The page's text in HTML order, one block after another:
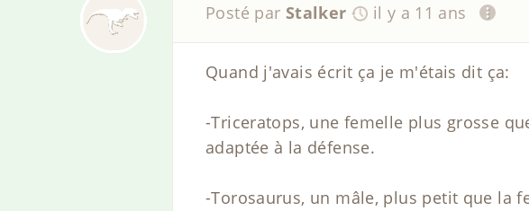
Posté par Stalker il y a 11 ans
Quand j'avais écrit ça je m'étais dit ça:
-Triceratops, une femelle plus grosse
adaptée à la défense.
-Torosaurus, un mâle, plus petit que la